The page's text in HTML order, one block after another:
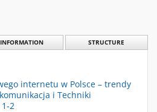
INFORMATION STRUCTURE
internetu w Polsce – trendy
i Techniki
2